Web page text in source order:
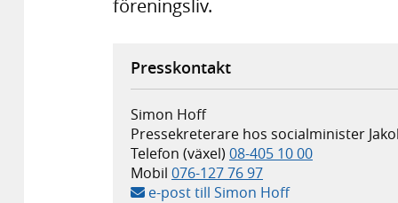
föreningsliv.
Presskontakt
Simon Hoff
Pressekreterare hos socialminister
Telefon (växel) 08-405 10 00
Mobil 076-127 76 97
e-post till Simon Hoff